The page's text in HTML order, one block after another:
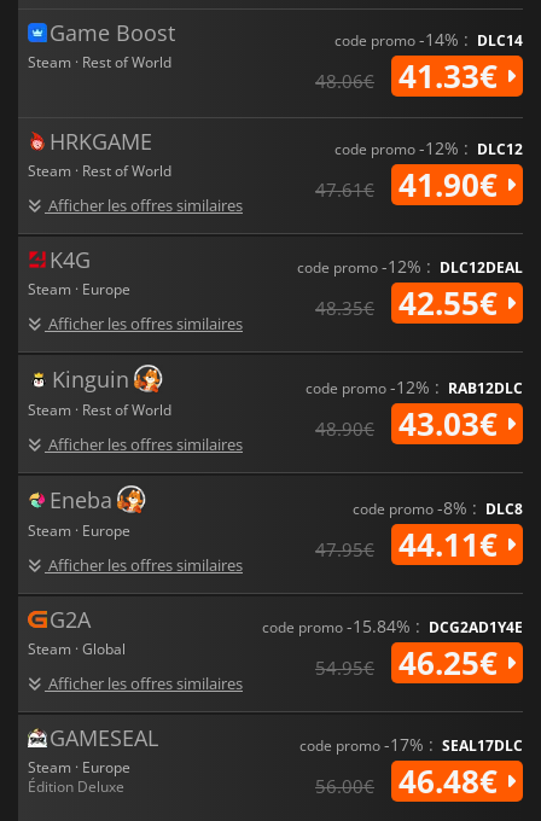
Game Boost
Steam · Rest of World
code promo-14% : DLC14
48.06€ 41.33€
HRKGAME
Steam · Rest of World
Afficher les offres similaires
code promo-12% : DLC12
47.61€ 41.90€
K4G
Steam · Europe
Afficher les offres similaires
code promo-12% : DLC12DEAL
48.35€ 42.55€
Kinguin
Steam · Rest of World
Afficher les offres similaires
code promo-12% : RAB12DLC
48.90€ 43.03€
Eneba
Steam · Europe
Afficher les offres similaires
code promo-8% : DLC8
47.95€ 44.11€
G2A
Steam · Global
Afficher les offres similaires
code promo-15.84% : DCG2AD1Y4E
54.95€ 46.25€
GAMESEAL
Steam · Europe
Édition Deluxe
code promo-17% : SEAL17DLC
56.00€ 46.48€